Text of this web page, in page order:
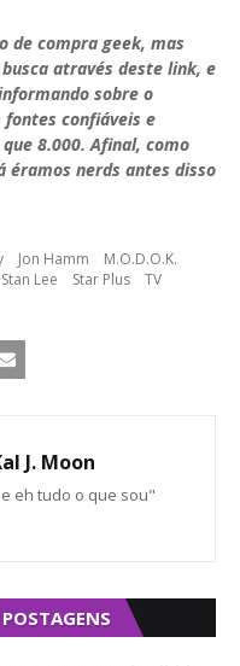
de compra geek, mas
através deste link, e
sobre o
confiáveis e
8.000. Afinal, como
éramos nerds antes disso
Jon Hamm
M.O.D.O.K.
Stan Lee Star Plus
TV
J. Moon
eh tudo o que sou"